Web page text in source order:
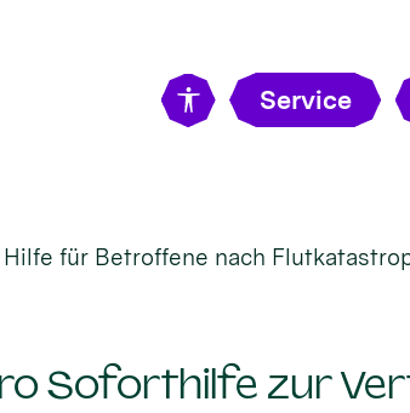
Service
Hilfe für Betroffene nach
Soforthilfe zur